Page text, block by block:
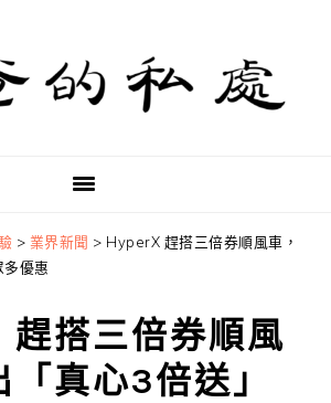
> 業界新聞 > HyperX 趕搭三倍券順風車，
優惠
搭三倍券順風
真心3倍送」